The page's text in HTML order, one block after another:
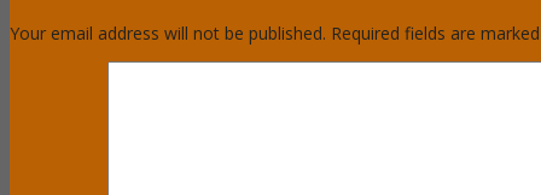
Your email address will not be published. Required fields are